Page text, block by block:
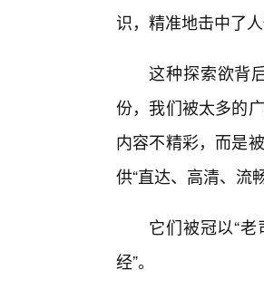
识，精准地击中了
这种探索欲背
份，我们被太多的
内容不精彩，而是
供“直达、高清、流
它们被冠以“
经”。